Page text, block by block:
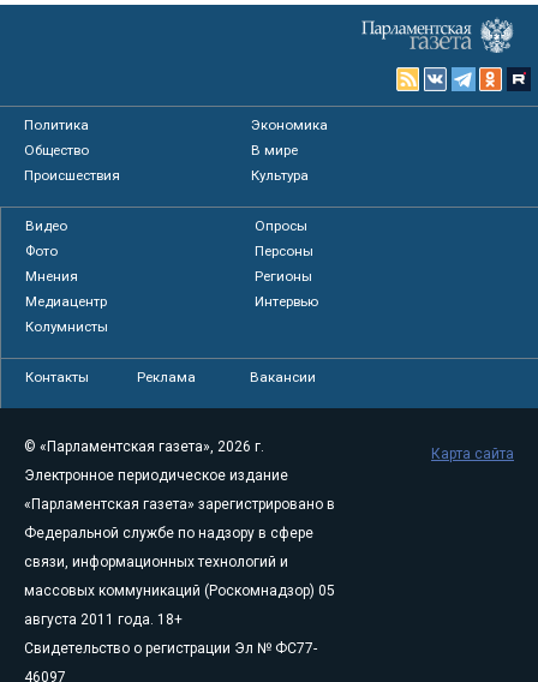
Политика
Экономика
Общество
В мире
Происшествия
Культура
Видео
Опросы
Фото
Персоны
Мнения
Регионы
Медиацентр
Интервью
Колумнисты
Контакты Реклама Вакансии
© «Парламентская газета», 2026 г.
Электронное периодическое издание
«Парламентская газета» зарегистрировано в
Федеральной службе по надзору в сфере
связи, информационных технологий и
массовых коммуникаций (Роскомнадзор) 05
августа 2011 года. 18+
Свидетельство о регистрации Эл № ФС77-
46097
Карта сайта